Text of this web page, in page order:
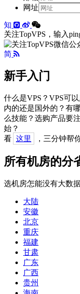
网址
知
关注TopVPS，输入
简
新手入门
什么是VPS？VPS可
内的还是国外的？有
么技能？选购产品要
始？
看 这里 ，三分钟帮
所有机房的分
选机房怎能没有大数
大陆
安徽
北京
重庆
福建
甘肃
广东
广西
贵州